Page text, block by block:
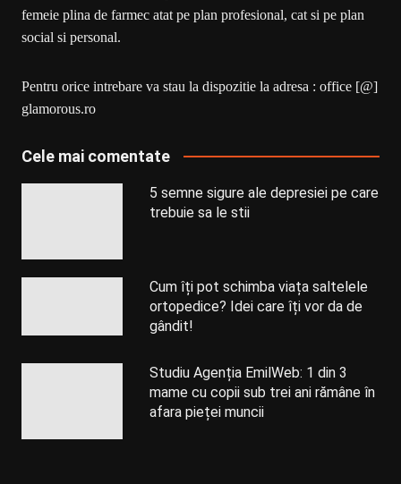
femeie plina de farmec atat pe plan profesional, cat si pe plan
social si personal.
Pentru orice intrebare va stau la dispozitie la adresa : office [@]
glamorous.ro
Cele mai comentate
5 semne sigure ale depresiei pe care
trebuie sa le stii
Cum îți pot schimba viața saltelele
ortopedice? Idei care îți vor da de
gândit!
Studiu Agenția EmilWeb: 1 din 3
mame cu copii sub trei ani rămâne în
afara pieței muncii